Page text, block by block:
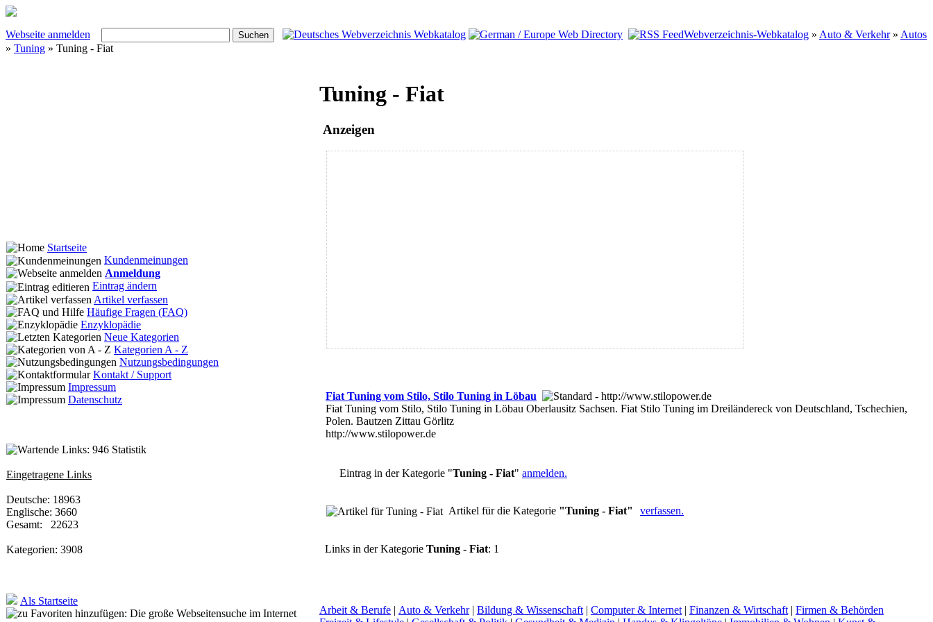
Webseite anmelden Webverzeichnis-Webkatalog » Auto & Verkehr» Autos
» Tuning » Tuning - Fiat
Startseite
Kundenmeinungen
Anmeldung
Eintrag ändern
Artikel verfassen
Häufige Fragen (FAQ)
Enzyklopädie
Neue Kategorien
Kategorien A - Z
Nutzungsbedingungen
Kontakt / Support
Impressum
Datenschutz
Statistik
Eingetragene Links
Deutsche: 18963
Englische: 3660
Gesamt: 22623
Kategorien: 3908
Als Startseite
Tuning - Fiat
Anzeigen
Fiat Tuning vom Stilo, Stilo Tuning in Löbau
Fiat Tuning vom Stilo, Stilo Tuning in Löbau Oberlausitz Sachsen. Fiat Stilo Tuning im Dreiländereck von Deutschland, Tschechien,
Polen. Bautzen Zittau Görlitz
http://www.stilopower.de
Eintrag in der Kategorie "Tuning - Fiat" anmelden.
Artikel für die Kategorie "Tuning - Fiat" verfassen.
Links in der Kategorie Tuning - Fiat: 1
Arbeit & Berufe | Auto & Verkehr| Bildung & Wissenschaft | Computer & Internet | Finanzen & Wirtschaft | Firmen & Behörden